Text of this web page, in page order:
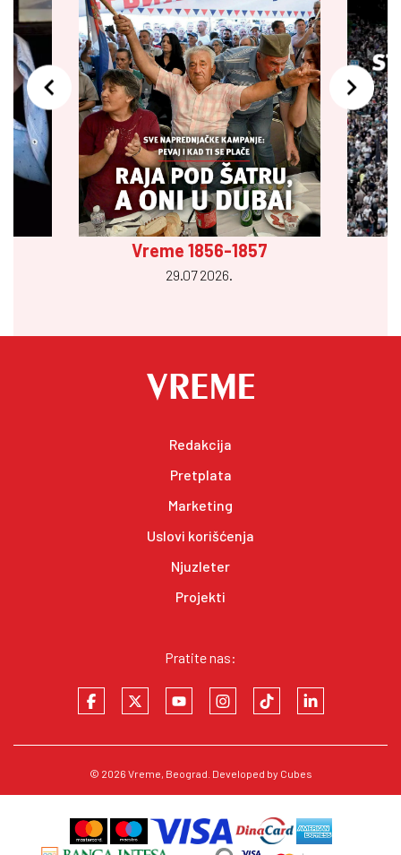
Vreme 1856-1857
29.07 2026.
Redakcija
Pretplata
Marketing
Uslovi korišćenja
Njuzleter
Projekti
Pratite nas:
© 2026 Vreme, Beograd. Developed by Cubes